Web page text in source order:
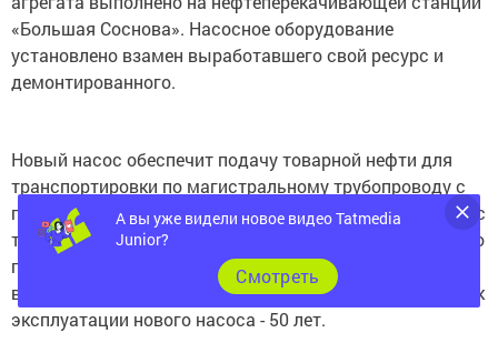
«Большая Соснова». Насосное оборудование
установлено взамен выработавшего свой ресурс и
демонтированного.
транспортировки по магистральному трубопроводу с
производительностью 7 тыс. куб. метров в час. Насос с
такой технической характеристикой способен ежечасно
прокачивать объем нефти, равный содержимому 100
вагонов-цистерн емкостью 70 куб. метров каждая. Срок
эксплуатации нового насоса - 50 лет.
А вы уже видели новое видео Tatmedia
Junior?
Cмотреть